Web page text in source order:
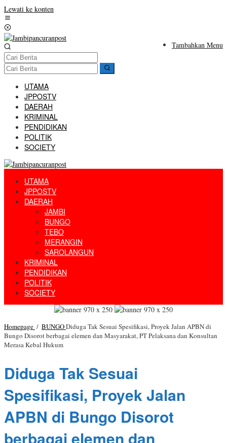
Lewati ke konten
Tambahkan Menu
UTAMA
JPPOSTV
DAERAH
KRIMINAL
PENDIDIKAN
POLITIK
SOCIETY
UTAMA
JPPOSTV
DAERAH
JAMBI
BUNGO
TEBO
MERANGIN
SAROLANGUN
KRIMINAL
PENDIDIKAN
POLITIK
SOCIETY
Homepage / BUNGODiduga Tak Sesuai Spesifikasi, Proyek Jalan APBN di
Bungo Disorot berbagai elemen dan Masyarakat, PT Pelaksana dan Konsultan
Merasa Kebal Hukum
Diduga Tak Sesuai
Spesifikasi, Proyek Jalan
APBN di Bungo Disorot
berbagai elemen dan